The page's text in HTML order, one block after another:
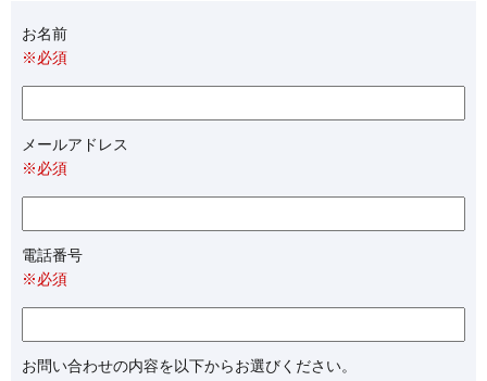
お名前
※必須
メールアドレス
※必須
電話番号
※必須
お問い合わせの内容を以下からお選びください。